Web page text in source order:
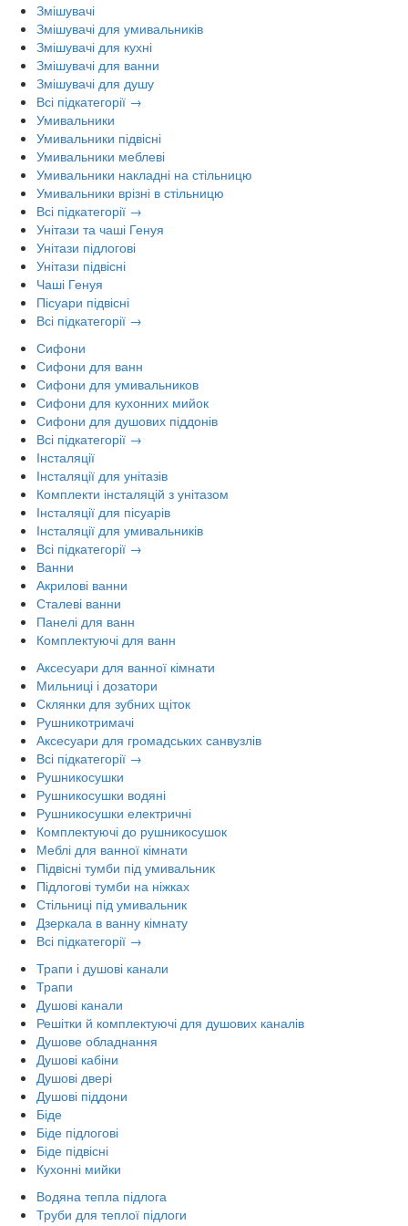
Змішувачі
Змішувачі для умивальників
Змішувачі для кухні
Змішувачі для ванни
Змішувачі для душу
Всі підкатегорії →
Умивальники
Умивальники підвісні
Умивальники меблеві
Умивальники накладні на стільницю
Умивальники врізні в стільницю
Всі підкатегорії →
Унітази та чаші Генуя
Унітази підлогові
Унітази підвісні
Чаші Генуя
Пісуари підвісні
Всі підкатегорії →
Сифони
Сифони для ванн
Сифони для умивальников
Сифони для кухонних мийок
Сифони для душових піддонів
Всі підкатегорії →
Інсталяції
Інсталяції для унітазів
Комплекти інсталяцій з унітазом
Інсталяції для пісуарів
Інсталяції для умивальників
Всі підкатегорії →
Ванни
Акрилові ванни
Сталеві ванни
Панелі для ванн
Комплектуючі для ванн
Аксесуари для ванної кімнати
Мильниці і дозатори
Склянки для зубних щіток
Рушникотримачі
Аксесуари для громадських санвузлів
Всі підкатегорії →
Рушникосушки
Рушникосушки водяні
Рушникосушки електричні
Комплектуючі до рушникосушок
Меблі для ванної кімнати
Підвісні тумби під умивальник
Підлогові тумби на ніжках
Стільниці під умивальник
Дзеркала в ванну кімнату
Всі підкатегорії →
Трапи і душові канали
Трапи
Душові канали
Решітки й комплектуючі для душових каналів
Душове обладнання
Душові кабіни
Душові двері
Душові піддони
Біде
Біде підлогові
Біде підвісні
Кухонні мийки
Водяна тепла підлога
Труби для теплої підлоги